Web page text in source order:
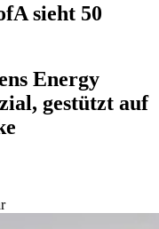
sieht 50
Energy
gestützt auf